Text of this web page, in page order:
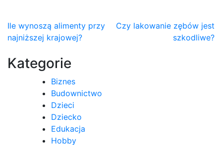
Nawigacja
wpisu
Ile wynoszą alimenty przy
najniższej krajowej?
Czy lakowanie zębów jest
szkodliwe?
Kategorie
Biznes
Budownictwo
Dzieci
Dziecko
Edukacja
Hobby